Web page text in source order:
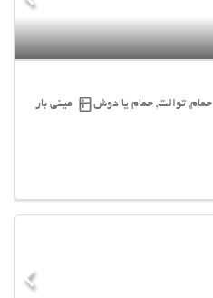
حمام, توالت, حمام یا دوش
مینی بار